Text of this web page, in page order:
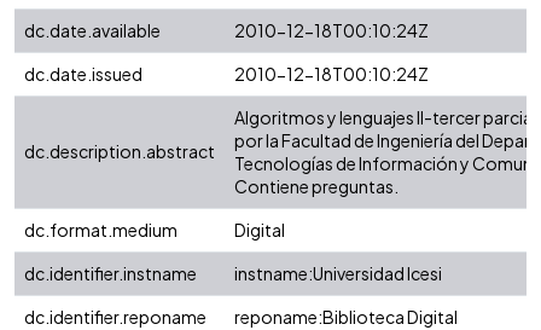
dc.date.available
2010-12-18T00:10:24Z
dc.date.issued
2010-12-18T00:10:24Z
dc.description.abstract
Algoritmos y lenguajes II-tercer
por la Facultad de Ingeniería del
Tecnologías de Información y
Contiene preguntas.
dc.format.medium
Digital
dc.identifier.instname
instname:Universidad Icesi
dc.identifier.reponame
reponame:Biblioteca Digital